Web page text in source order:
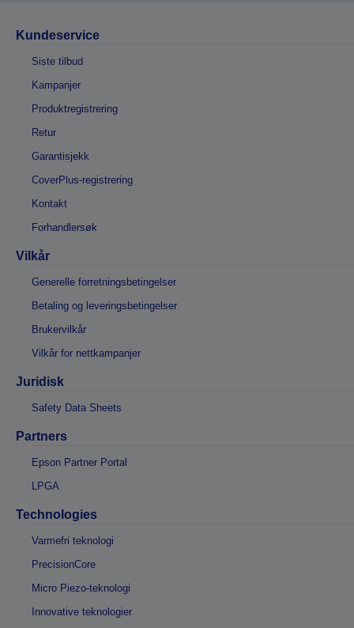
Kundeservice
Siste tilbud
Kampanjer
Produktregistrering
Retur
Garantisjekk
CoverPlus-registrering
Kontakt
Forhandlersøk
Vilkår
Generelle forretningsbetingelser
Betaling og leveringsbetingelser
Brukervilkår
Vilkår for nettkampanjer
Juridisk
Safety Data Sheets
Partners
Epson Partner Portal
LPGA
Technologies
Varmefri teknologi
PrecisionCore
Micro Piezo-teknologi
Innovative teknologier